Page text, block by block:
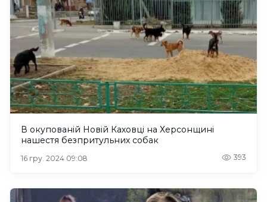
В окупованій Новій Каховці на Херсонщині
нашестя безпритульних собак
16 гру. 2024 09:08 393